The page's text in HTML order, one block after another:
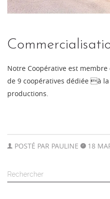
Notre Coopérative est membre
de 9 coopératives dédiée à
productions.
POSTÉ PAR PAULINE 18